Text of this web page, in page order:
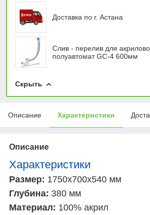
Доставка по г. Астана
Слив - перелив для
полуавтомат GC-4 600мм
Скрыть
Описание Характеристики
Описание
Характеристики
Размер: 1750x700x540 мм
Глубина: 380 мм
Материал: 100% акрил